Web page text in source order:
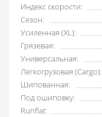
Индекс скорости:
Сезон:
Усиленная (XL):
Грязевая:
Универсальная:
Легкогрузовая (Cargo):
Шипованная:
Под ошиповку:
Runflat: